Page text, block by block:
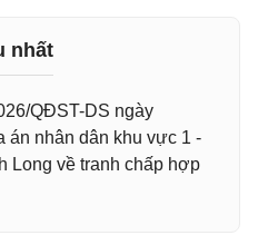
nhất
QĐST-DS ngày
án nhân dân khu vực 1 -
Long về tranh chấp hợp